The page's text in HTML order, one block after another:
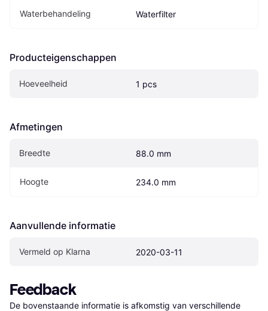
Waterbehandeling Waterfilter
Producteigenschappen
Hoeveelheid 1 pcs
Afmetingen
Breedte 88.0 mm
Hoogte 234.0 mm
Aanvullende informatie
Vermeld op Klarna 2020-03-11
Feedback
De bovenstaande informatie is afkomstig van verschillende